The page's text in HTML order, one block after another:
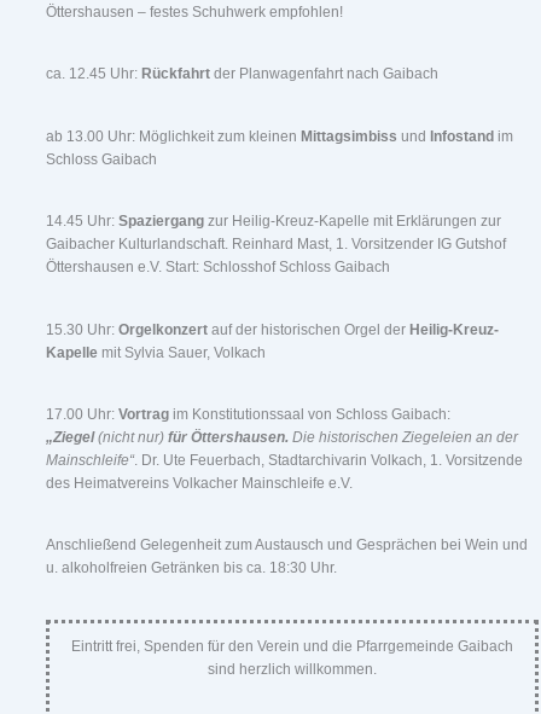
Öttershausen – festes Schuhwerk empfohlen!
ca. 12.45 Uhr: Rückfahrt der Planwagenfahrt nach Gaibach
ab 13.00 Uhr: Möglichkeit zum kleinen Mittagsimbiss und Infostand im
Schloss Gaibach
14.45 Uhr: Spaziergang zur Heilig-Kreuz-Kapelle mit Erklärungen zur
Gaibacher Kulturlandschaft. Reinhard Mast, 1. Vorsitzender IG Gutshof
Öttershausen e.V. Start: Schlosshof Schloss Gaibach
15.30 Uhr: Orgelkonzert auf der historischen Orgel der Heilig-Kreuz-
Kapelle mit Sylvia Sauer, Volkach
17.00 Uhr: Vortrag im Konstitutionssaal von Schloss Gaibach:
„Ziegel(nicht nur) für Öttershausen. Die historischen Ziegeleien an der
Mainschleife“. Dr. Ute Feuerbach, Stadtarchivarin Volkach, 1. Vorsitzende
des Heimatvereins Volkacher Mainschleife e.V.
Anschließend Gelegenheit zum Austausch und Gesprächen bei Wein und
u. alkoholfreien Getränken bis ca. 18:30 Uhr.
Eintritt frei, Spenden für den Verein und die Pfarrgemeinde Gaibach
sind herzlich willkommen.